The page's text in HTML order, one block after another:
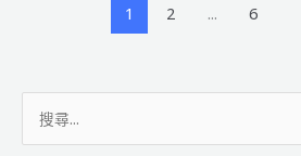
1 2 ... 6